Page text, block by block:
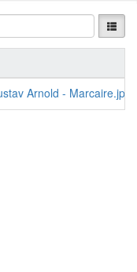
Arnold - Marcaire.jpg